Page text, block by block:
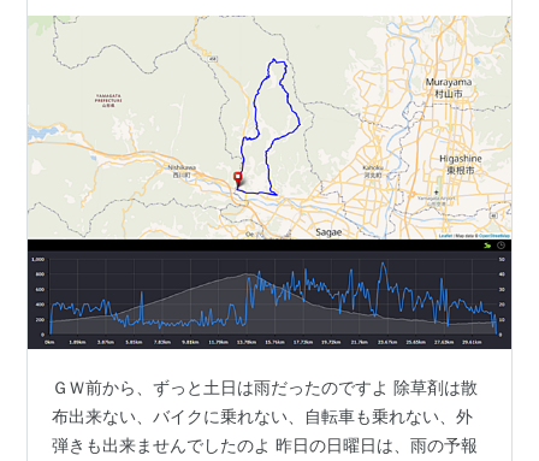
ＧＷ前から、ずっと土日は雨だったのですよ 除草剤は散
布出来ない、バイクに乗れない、自転車も乗れない、外
弾きも出来ませんでしたのよ 昨日の日曜日は、雨の予報